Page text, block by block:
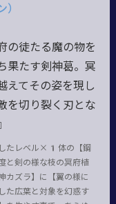
）
の徒たる魔の物を
果たす剣神葛。冥
えてその姿を現し
を切り裂く刃とな
たレベル×1体の【鋼
と剣の様な枝の冥府植
カズラ】に【翼の様に
た広葉と対象を幻惑す